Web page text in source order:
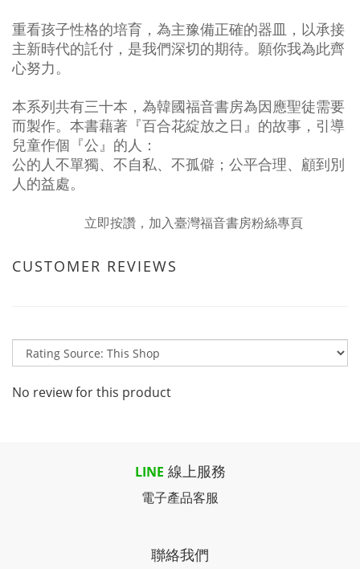
重看孩子性格的培育，為主豫備正確的器皿，以承接
主新時代的託付，是我們深切的期待。願你我為此齊
心努力。
本系列共有三十本，為韓國福音書房為因應聖徒需要
而製作。本書藉著『百合花綻放之日』的故事，引導
兒童作個『公』的人：
公的人不單獨、不自私、不孤僻；公平合理、顧到別
人的益處。
立即按讚，加入臺灣福音書房粉絲專頁
CUSTOMER REVIEWS
No review for this product
LINE 線上服務
電子產品客服
聯絡我們